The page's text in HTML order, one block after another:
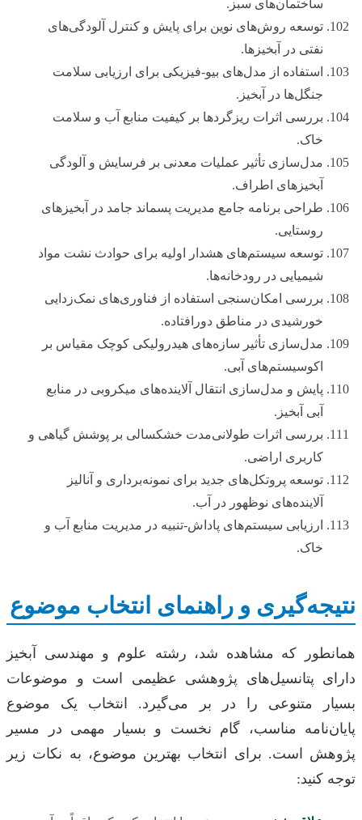
ساختمان‌های سبز.
توسعه روش‌های نوین برای پایش و کنترل آلودگی‌های
نفتی در آبخیزها.
استفاده از مدل‌های بیو-فیزیکی برای ارزیابی سلامت
جنگل‌ها در آبخیز.
بررسی اثرات ریزگردها بر کیفیت منابع آب و سلامت
خاک.
مدل‌سازی تأثیر عملیات معدنی بر فرسایش و آلودگی
آبخیزهای اطراف.
طراحی برنامه جامع مدیریت پسماند جامد در آبخیزهای
روستایی.
توسعه سیستم‌های هشدار اولیه برای حوادث نشت مواد
شیمیایی در رودخانه‌ها.
بررسی امکان‌سنجی استفاده از فناوری‌های نمک‌زدایی
خورشیدی در مناطق دورافتاده.
مدل‌سازی تأثیر سازه‌های هیدرولیکی کوچک مقیاس بر
اکوسیستم‌های آبی.
پایش و مدل‌سازی انتقال آلاینده‌های میکروبی در منابع
آبی آبخیز.
بررسی اثرات طولانی‌مدت خشکسالی بر پوشش گیاهی و
کاربری اراضی.
توسعه پروتکل‌های جدید برای نمونه‌برداری و آنالیز
آلاینده‌های نوظهور در آب.
ارزیابی سیستم‌های پاداش-تنبیه در مدیریت منابع آب و
خاک.
نتیجه‌گیری و راهنمای انتخاب موضوع
همانطور که مشاهده شد، رشته علوم و مهندسی آبخیز
دارای پتانسیل‌های پژوهشی عظیمی است و موضوعات
بسیار متنوعی را در بر می‌گیرد. انتخاب یک موضوع
پایان‌نامه مناسب، گام نخست و بسیار مهمی در مسیر
پژوهش است. برای انتخاب بهترین موضوع، به نکات زیر
توجه کنید: